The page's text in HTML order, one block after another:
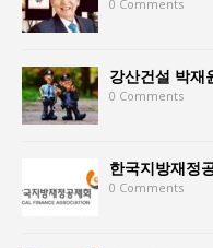
0 Comments
강산건설 박재
0 Comments
한국지방재정
0 Comments